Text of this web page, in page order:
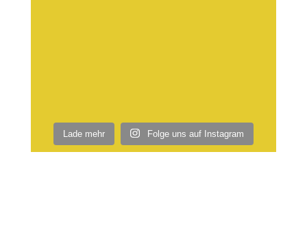
Lade mehr Folge uns auf Instagram